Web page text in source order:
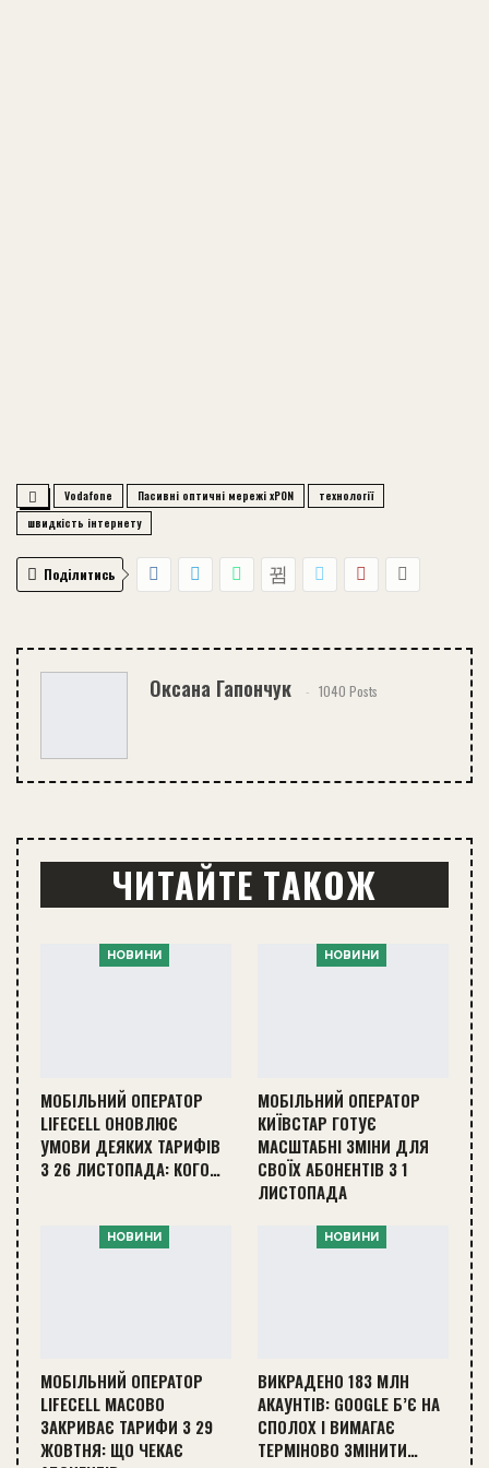
Vodafone Пасивні оптичні мережі xPON
технології
швидкість інтернету
Поділитись
Оксана Гапончук 1040 Posts
ЧИТАЙТЕ ТАКОЖ
НОВИНИ
МОБІЛЬНИЙ ОПЕРАТОР
LIFECELL ОНОВЛЮЄ
УМОВИ ДЕЯКИХ ТАРИФІВ
З 26 ЛИСТОПАДА: КОГО…
НОВИНИ
МОБІЛЬНИЙ ОПЕРАТОР
КИЇВСТАР ГОТУЄ
МАСШТАБНІ ЗМІНИ ДЛЯ
СВОЇХ АБОНЕНТІВ З 1
ЛИСТОПАДА
НОВИНИ
МОБІЛЬНИЙ ОПЕРАТОР
LIFECELL МАСОВО
ЗАКРИВАЄ ТАРИФИ З 29
ЖОВТНЯ: ЩО ЧЕКАЄ
НОВИНИ
ВИКРАДЕНО 183 МЛН
АКАУНТІВ: GOOGLE Б’Є НА
СПОЛОХ І ВИМАГАЄ
ТЕРМІНОВО ЗМІНИТИ…